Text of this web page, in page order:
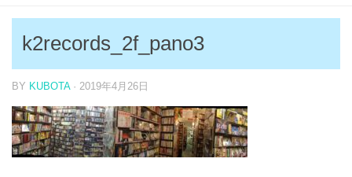
k2records_2f_pano3
BY KUBOTA · 2019年4月26日